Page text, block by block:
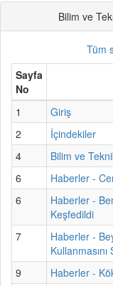
Bilim ve
Tüm
Sayfa
No
1
Giriş
2
İçindekiler
4
Bilim ve
6
Haberler -
6
Haberler -
Keşfedildi
7
Haberler -
Kullanmasını
9
Haberler -